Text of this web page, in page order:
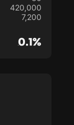
420,000
7,200
0.1%